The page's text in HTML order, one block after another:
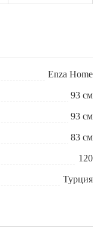
Enza Home
93 см
93 см
83 см
120
Турция